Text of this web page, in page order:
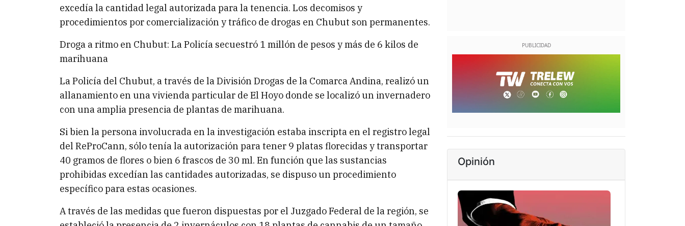
excedía la cantidad legal autorizada para la tenencia. Los decomisos y
procedimientos por comercialización y tráfico de drogas en Chubut son permanentes.
Droga a ritmo en Chubut: La Policía secuestró 1 millón de pesos y más de 6 kilos de
marihuana
La Policía del Chubut, a través de la División Drogas de la Comarca Andina, realizó un
allanamiento en una vivienda particular de El Hoyo donde se localizó un invernadero
con una amplia presencia de plantas de marihuana.
Si bien la persona involucrada en la investigación estaba inscripta en el registro legal
del ReProCann, sólo tenía la autorización para tener 9 platas florecidas y transportar
40 gramos de flores o bien 6 frascos de 30 ml. En función que las sustancias
prohibidas excedían las cantidades autorizadas, se dispuso un procedimiento
específico para estas ocasiones.
A través de las medidas que fueron dispuestas por el Juzgado Federal de la región, se
Opinión